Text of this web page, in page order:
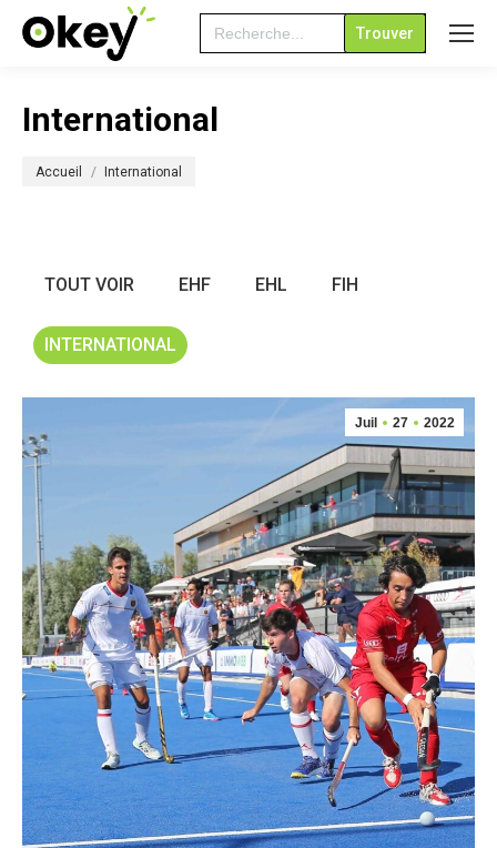
Search
for:
International
Accueil International
TOUT VOIR EHF EHL FIH
INTERNATIONAL
Juil 27 2022